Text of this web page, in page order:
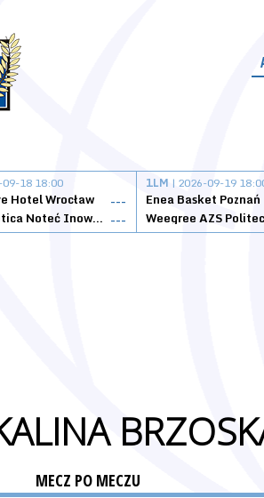
09-18 18:00
Hotel Wrocław
---
KSK Qemetica Noteć Inowrocław ---
1LM | 2026-09-19
Enea Basket Poznań
MECZ PO MECZU